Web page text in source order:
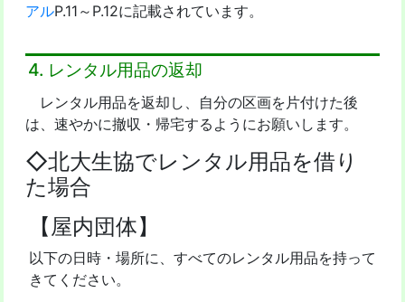
アルP.11～P.12に記載されています。
4. レンタル用品の返却
レンタル用品を返却し、自分の区画を片付けた後
は、速やかに撤収・帰宅するようにお願いします。
◇北大生協でレンタル用品を借り
た場合
【屋内団体】
以下の日時・場所に、すべてのレンタル用品を持って
きてください。